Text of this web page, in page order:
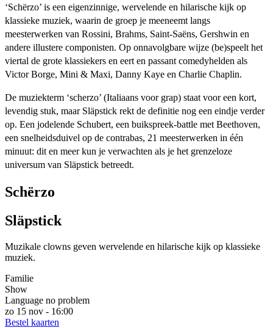
‘Schërzo’ is een eigenzinnige, wervelende en hilarische kijk op
klassieke muziek, waarin de groep je meeneemt langs
meesterwerken van Rossini, Brahms, Saint-Saëns, Gershwin en
andere illustere componisten. Op onnavolgbare wijze (be)speelt het
viertal de grote klassiekers en eert en passant comedyhelden als
Victor Borge, Mini & Maxi, Danny Kaye en Charlie Chaplin.
De muziekterm ‘scherzo’ (Italiaans voor grap) staat voor een kort,
levendig stuk, maar Släpstick rekt de definitie nog een eindje verder
op. Een jodelende Schubert, een buikspreek-battle met Beethoven,
een snelheidsduivel op de contrabas, 21 meesterwerken in één
minuut: dit en meer kun je verwachten als je het grenzeloze
universum van Släpstick betreedt.
Schërzo
Släpstick
Muzikale clowns geven wervelende en hilarische kijk op klassieke
muziek.
Familie
Show
Language no problem
zo 15 nov - 16:00
Bestel kaarten